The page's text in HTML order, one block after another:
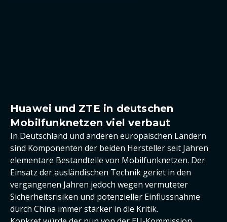
Huawei und ZTE in deutschen
Mobilfunknetzen viel verbaut
In Deutschland und anderen europäischen Ländern
sind Komponenten der beiden Hersteller seit Jahren
elementare Bestandteile von Mobilfunknetzen. Der
Einsatz der ausländischen Technik geriet in den
vergangenen Jahren jedoch wegen vermuteter
Sicherheitsrisiken und potenzieller Einflussnahme
durch China immer stärker in die Kritik.